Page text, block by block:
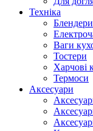
Техніка
Блендери
Ваги
Тостери
Харчові
Термоси
Аксесуари